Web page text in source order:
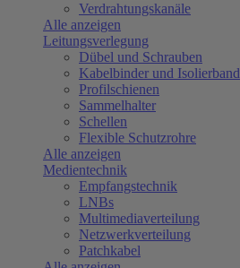
Verdrahtungskanäle
Alle anzeigen
Leitungsverlegung
Dübel und Schrauben
Kabelbinder und Isolierband
Profilschienen
Sammelhalter
Schellen
Flexible Schutzrohre
Alle anzeigen
Medientechnik
Empfangstechnik
LNBs
Multimediaverteilung
Netzwerkverteilung
Patchkabel